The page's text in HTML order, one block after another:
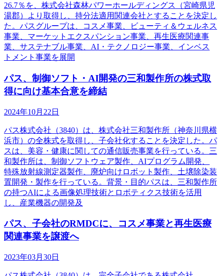
26.7％を、株式会社森林パワーホールディングス（宮崎県児
湯郡）より取得し、持分法適用関連会社とすることを決定し
た。パスグループは、コスメ事業、ビューティ＆ウェルネス
事業、マーケットエクスパンション事業、再生医療関連事
業、サステナブル事業、AI・テクノロジー事業、インベス
トメント事業を展開
パス、制御ソフト・AI開発の三和製作所の株式取
得に向け基本合意を締結
2024年10月22日
パス株式会社（3840）は、株式会社三和製作所（神奈川県横
浜市）の全株式を取得し、子会社化することを決定した。パ
スは、美容・健康に関しての通信販売事業を行っている。三
和製作所は、制御ソフトウェア製作、AIプログラム開発、
特殊放射線測定器製作、廃炉向けロボット製作、土壌除染装
置開発・製作を行っている。背景・目的パスは、三和製作所
の持つAIによる画像処理技術とロボティクス技術を活用
し、産業機器の開発及
パス、子会社のRMDCに、コスメ事業と再生医療
関連事業を譲渡へ
2023年03月30日